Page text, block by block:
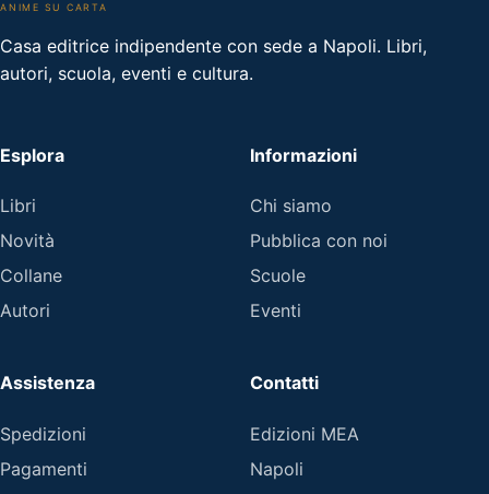
ANIME SU CARTA
Casa editrice indipendente con sede a Napoli. Libri,
autori, scuola, eventi e cultura.
Esplora
Libri
Novità
Collane
Autori
Informazioni
Chi siamo
Pubblica con noi
Scuole
Eventi
Assistenza
Spedizioni
Pagamenti
Contatti
Edizioni MEA
Napoli